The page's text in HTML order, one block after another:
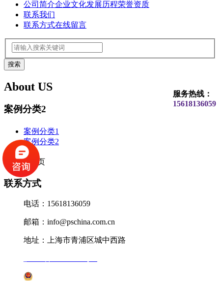
公司简介企业文化发展历程荣誉资质
联系我们
联系方式在线留言
服务热线：
15618136059
About US
案例分类2
案例分类1
案例分类2
0条记录/1页
联系方式
电话：15618136059
邮箱：info@pschina.com.cn
地址：上海市青浦区城中西路